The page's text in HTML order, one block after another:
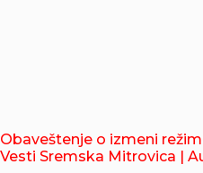
Obaveštenje o izmeni
Vesti Sremska Mitrovica |